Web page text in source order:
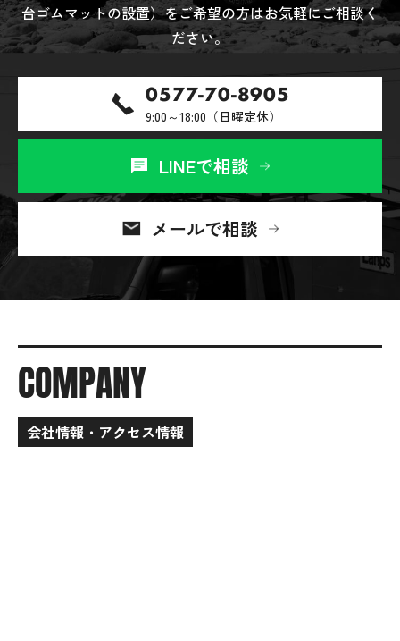
台ゴムマットの設置）をご希望の方はお気軽にご相談く
ださい。
0577-70-8905
9:00～18:00（日曜定休）
LINEで相談
メールで相談
COMPANY
会社情報・アクセス情報